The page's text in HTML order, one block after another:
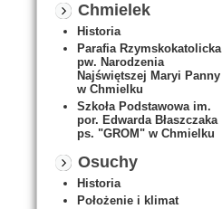
Chmielek
Historia
Parafia Rzymskokatolicka
pw. Narodzenia
Najświętszej Maryi Panny
w Chmielku
Szkoła Podstawowa im.
por. Edwarda Błaszczaka
ps. "GROM" w Chmielku
Osuchy
Historia
Położenie i klimat